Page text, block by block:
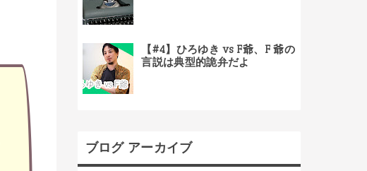
【#4】ひろゆき vs F爺、F 爺の
言説は典型的詭弁だよ
ブログ アーカイブ